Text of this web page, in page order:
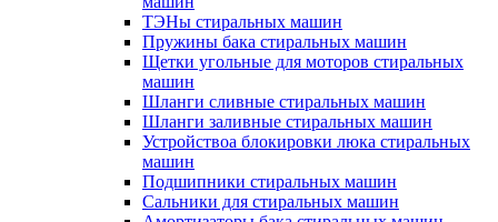
ТЭНы стиральных машин
Пружины бака стиральных машин
Щетки угольные для моторов стиральных
машин
Шланги сливные стиральных машин
Шланги заливные стиральных машин
Устройствоа блокировки люка стиральных
машин
Подшипники стиральных машин
Сальники для стиральных машин